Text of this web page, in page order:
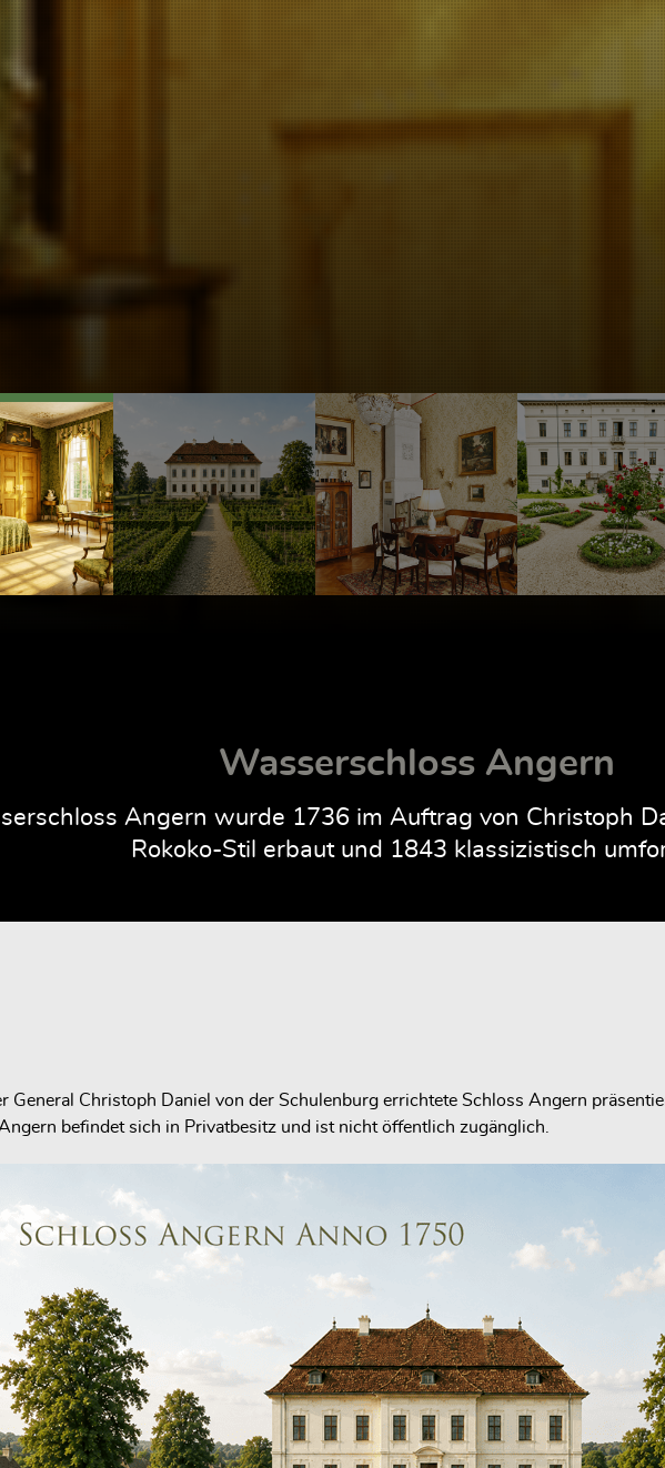
Wasserschloss Angern
Angern wurde 1736 im Auftrag von Christoph
Rokoko-Stil erbaut und 1843 klassizistisch
Christoph Daniel von der Schulenburg errichtete Schloss Angern
befindet sich in Privatbesitz und ist nicht öffentlich zugänglich.